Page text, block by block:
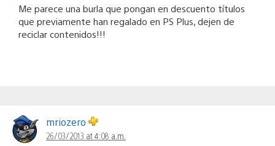
Me parece una burla que pongan en descuento títulos
que previamente han regalado en PS Plus, dejen de
reciclar contenidos!!!
mriozero
26/03/2013 at 4:08 a.m.